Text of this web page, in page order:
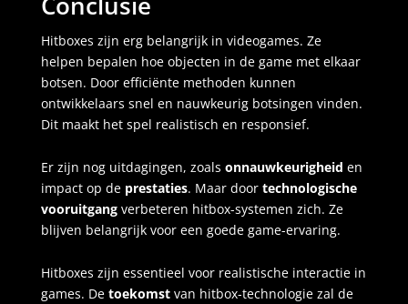
Hitboxes zijn erg belangrijk in videogames. Ze
helpen bepalen hoe objecten in de game met elkaar
botsen. Door efficiënte methoden kunnen
ontwikkelaars snel en nauwkeurig botsingen vinden.
Dit maakt het spel realistisch en responsief.
Er zijn nog uitdagingen, zoals onnauwkeurigheid en
impact op de prestaties. Maar door technologische
vooruitgangverbeteren hitbox-systemen zich. Ze
blijven belangrijk voor een goede game-ervaring.
Hitboxes zijn essentieel voor realistische interactie in
games. De toekomstvan hitbox-technologie zal de